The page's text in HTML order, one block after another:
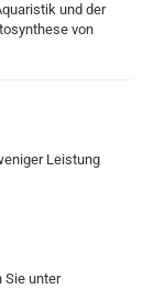
und der
von
Leistung
Sie unter